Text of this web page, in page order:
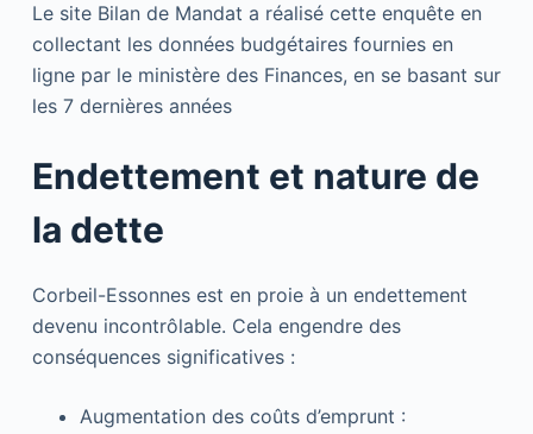
Le site Bilan de Mandat a réalisé cette enquête en
collectant les données budgétaires fournies en
ligne par le ministère des Finances, en se basant sur
les 7 dernières années
Endettement et nature de
la dette
Corbeil-Essonnes est en proie à un endettement
devenu incontrôlable. Cela engendre des
conséquences significatives :
Augmentation des coûts d’emprunt :